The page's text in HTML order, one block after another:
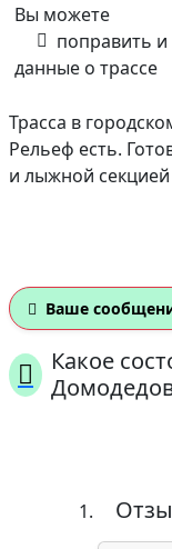
Вы можете
поправить и
данные о трассе
Трасса в
Рельеф есть.
и лыжной
Ваше
Какое